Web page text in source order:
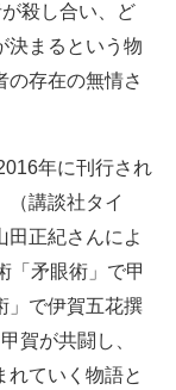
殺し合い、ど
決まるという物
の存在の無情さ
年に刊行され
講談社タイ
田正紀さんによ
「矛眼術」で甲
」で伊賀五花撰
賀が共闘し、
れていく物語と